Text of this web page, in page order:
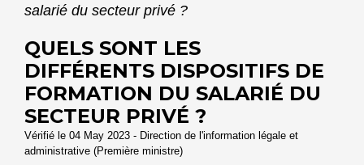
salarié du secteur privé ?
QUELS SONT LES
DIFFÉRENTS DISPOSITIFS DE
FORMATION DU SALARIÉ DU
SECTEUR PRIVÉ ?
Vérifié le 04 May 2023 - Direction de l'information légale et
administrative (Première ministre)